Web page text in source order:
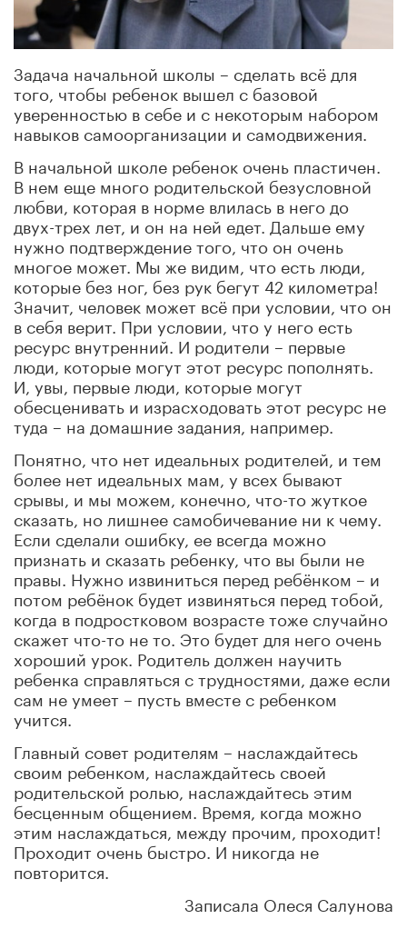
Задача начальной школы – сделать всё для
того, чтобы ребенок вышел с базовой
уверенностью в себе и с некоторым набором
навыков самоорганизации и самодвижения.
В начальной школе ребенок очень пластичен.
В нем еще много родительской безусловной
любви, которая в норме влилась в него до
двух-трех лет, и он на ней едет. Дальше ему
нужно подтверждение того, что он очень
многое может. Мы же видим, что есть люди,
которые без ног, без рук бегут 42 километра!
Значит, человек может всё при условии, что он
в себя верит. При условии, что у него есть
ресурс внутренний. И родители – первые
люди, которые могут этот ресурс пополнять.
И, увы, первые люди, которые могут
обесценивать и израсходовать этот ресурс не
туда – на домашние задания, например.
Понятно, что нет идеальных родителей, и тем
более нет идеальных мам, у всех бывают
срывы, и мы можем, конечно, что-то жуткое
сказать, но лишнее самобичевание ни к чему.
Если сделали ошибку, ее всегда можно
признать и сказать ребенку, что вы были не
правы. Нужно извиниться перед ребёнком – и
потом ребёнок будет извиняться перед тобой,
когда в подростковом возрасте тоже случайно
скажет что-то не то. Это будет для него очень
хороший урок. Родитель должен научить
ребенка справляться с трудностями, даже если
сам не умеет – пусть вместе с ребенком
учится.
Главный совет родителям – наслаждайтесь
своим ребенком, наслаждайтесь своей
родительской ролью, наслаждайтесь этим
бесценным общением. Время, когда можно
этим наслаждаться, между прочим, проходит!
Проходит очень быстро. И никогда не
повторится.
Записала Олеся Салунова